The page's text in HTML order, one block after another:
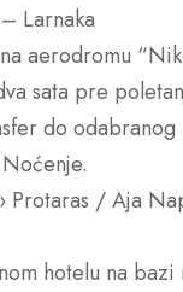
Larnaka
aerodromu
sata pre
do odabranog
Protaras / Aja
hotelu na bazi